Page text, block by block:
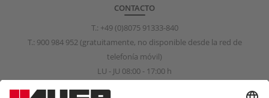
CONTACTO
T.: +49 (0)8075 91333-840
T.: 900 984 952(gratuitamente, no disponible desde la red de
telefonía móvil)
LU - JU 08:00 - 17:00 h